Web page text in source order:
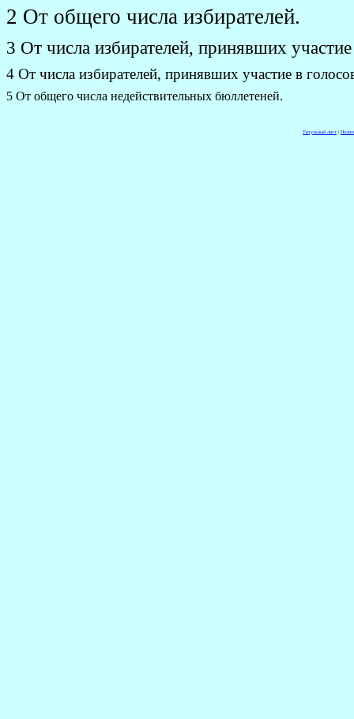
2 От общего числа избирателей.
3 От числа избирателей, принявших
4 От числа избирателей, принявших участие в
5 От общего числа недействительных бюллетеней.
Титульный лист |